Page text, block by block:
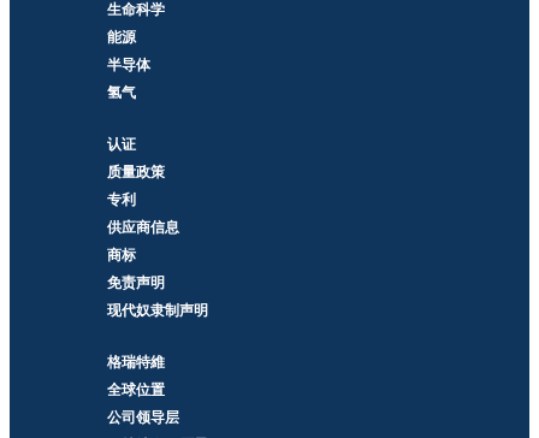
生命科学
能源
半导体
氢气
认证
质量政策
专利
供应商信息
商标
免责声明
现代奴隶制声明
格瑞特維
全球位置
公司领导层